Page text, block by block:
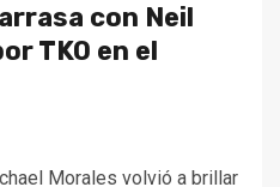
con Neil
TKO en el
Morales volvió a brillar